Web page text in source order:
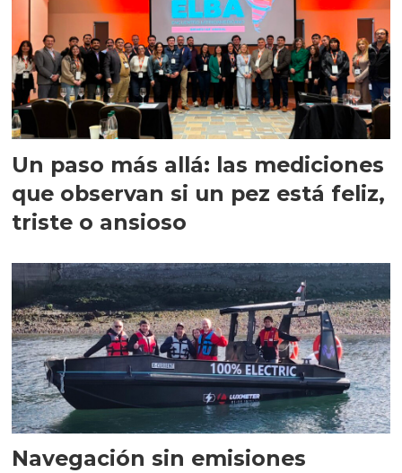
Un paso más allá: las mediciones
que observan si un pez está feliz,
triste o ansioso
Navegación sin emisiones